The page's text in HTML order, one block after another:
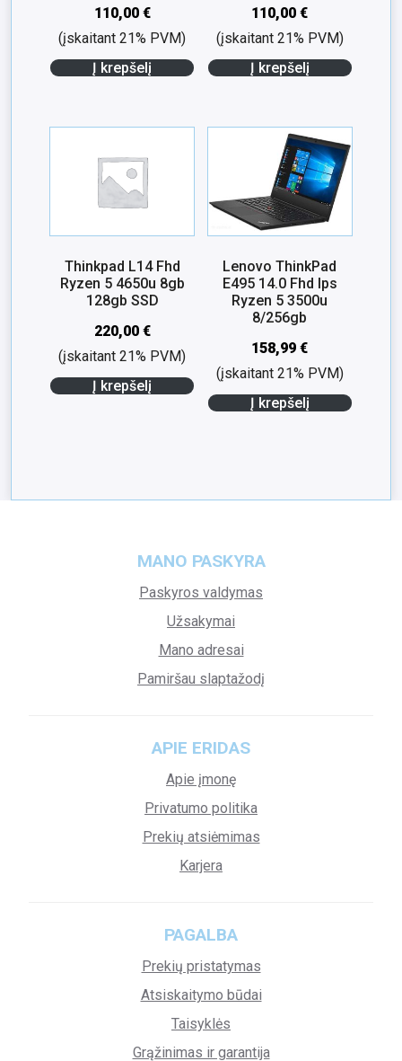
110,00 €
(įskaitant 21% PVM)
Į krepšelį
110,00€
(įskaitant 21% PVM)
Į krepšelį
Thinkpad L14 Fhd
Ryzen 5 4650u 8gb
128gb SSD
220,00 €
(įskaitant 21% PVM)
Į krepšelį
Lenovo ThinkPad
E495 14.0 Fhd Ips
Ryzen 5 3500u
8/256gb
158,99€
(įskaitant 21% PVM)
Į krepšelį
MANO PASKYRA
Paskyros valdymas
Užsakymai
Mano adresai
Pamiršau slaptažodį
APIE ERIDAS
Apie įmonę
Privatumo politika
Prekių atsiėmimas
Karjera
PAGALBA
Prekių pristatymas
Atsiskaitymo būdai
Taisyklės
Grąžinimas ir garantija